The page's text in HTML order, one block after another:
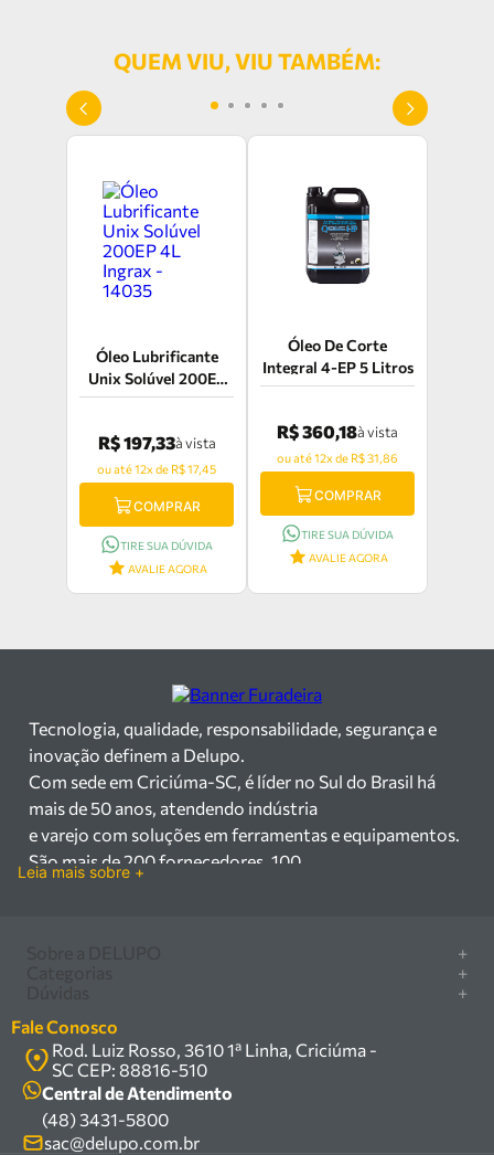
QUEM VIU, VIU TAMBÉM:
Óleo Lubrificante
Unix Solúvel 200EP
4L Ingrax - 14035
R$ 197,33à vista
ou até 12x de R$ 17,45
COMPRAR
TIRE SUA DÚVIDA
AVALIE AGORA
Óleo De Corte
Integral 4-EP 5 Litros
R$ 360,18à vista
ou até 12x de R$ 31,86
COMPRAR
TIRE SUA DÚVIDA
AVALIE AGORA
Tecnologia, qualidade, responsabilidade, segurança e
inovação definem a Delupo.
Com sede em Criciúma-SC, é líder no Sul do Brasil há
mais de 50 anos, atendendo indústria
e varejo com soluções em ferramentas e equipamentos.
São mais de 200 fornecedores, 100
equipamentos industriais no Sul do Brasil. Com sede em
Criciúma – SC, atendemos os
setores industrial e varejista com um amplo portfólio de
produtos à pronta entrega.
Trabalhamos com mais de 200 fornecedores parceiros e
um estoque com mais de
Leia mais sobre +
+
Marcas
Política de privacidade
Política de entrega
Termos e condições
Fale conosco
+
Serra circular
Compressor
Caixa Organizadora
Carrinho Armazém
Kits
+
Como comprar
Central de ajuda
Troca, devolução e garantia
Fale Conosco
Rod. Luiz Rosso, 3610 1ª Linha, Criciúma -
SC CEP: 88816-510
Central de Atendimento
(48) 3431-5800
sac@delupo.com.br